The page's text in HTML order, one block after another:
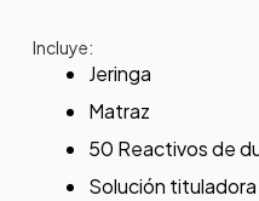
Incluye:
Jeringa
Matraz
50 Reactivos de
Solución tituladora